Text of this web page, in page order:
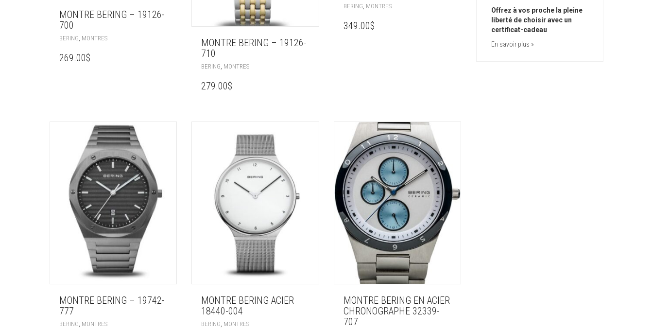
MONTRE BERING – 19126-
700
BERING MONTRES
269.00$
MONTRE BERING – 19126-
710
BERING, MONTRES
279.00$
BERING MONTRES
349.00$
MONTRE BERING – 19742-
777
BERING MONTRES
MONTRE BERING ACIER
18440-004
BERING MONTRES
MONTRE BERING EN ACIER
CHRONOGRAPHE 32339-
707
Offrez à vos proche la pleine
liberté de choisir avec un
certificat-cadeau
En savoir plus »